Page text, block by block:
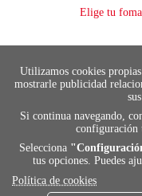
Utilizamos cookies
mostrarle publicidad
Si continua navegando,
configuración
Selecciona
tus opciones. Puedes
Política de cookies
Elige tu